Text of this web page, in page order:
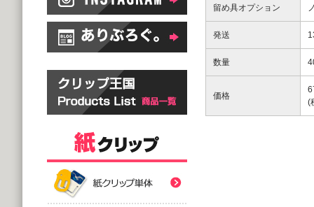
留め具オプション
発送
数量
価格
(